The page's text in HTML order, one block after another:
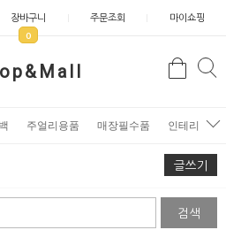
장바구니
0
주문조회 마이쇼핑
검
주얼리용품 매장필수품 인테리어소
글쓰기
검색